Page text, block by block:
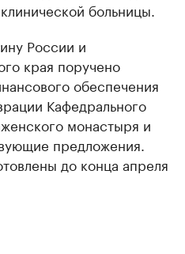
больницы.
России и
края поручено
обеспечения
Кафедрального
монастыря и
предложения.
до конца апреля